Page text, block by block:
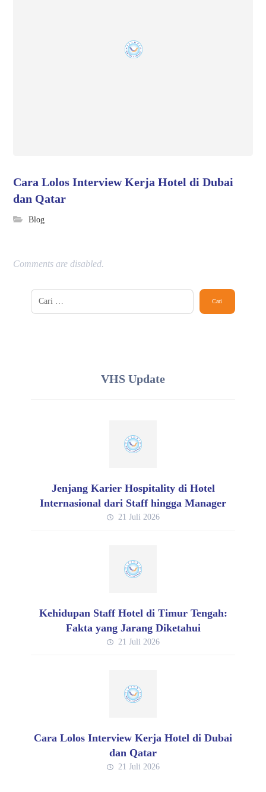
Cara Lolos Interview Kerja Hotel di Dubai
dan Qatar
Blog
Comments are disabled.
VHS Update
Jenjang Karier Hospitality di Hotel
Internasional dari Staff hingga Manager
21 Juli 2026
Kehidupan Staff Hotel di Timur Tengah:
Fakta yang Jarang Diketahui
21 Juli 2026
Cara Lolos Interview Kerja Hotel di Dubai
dan Qatar
21 Juli 2026